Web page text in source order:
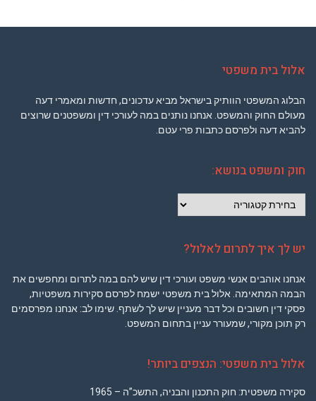
אלול בית משפטי
הבלוג המשפטי הוותיק בישראל מביא עדכונים, חדשות ומאמרי דעה
מעולם החוק והמשפט. אנחנו נותנים במה לעורכי דין ומשפטנים שרוצים
להביא דעה ולפרסם כתבות פרי עטם.
חוק ומשפט בנושא:
ומשפט
יש לך איך לתרום לאלול?
אנחנו אוהבים אנשי משפט ועורכי דין שיש להם במה לתרום ומחפשים את
הבמה המתאימה. אלול בית משפטי ישמח לפרסם סקירות משפטיות,
פסקי דין חשובים וכל דבר מעניין שיש לך לשתף. שימו לב: אנחנו מפרסמים
רק תוכן מקורי, שמעורר עניין בתחום המשפט.
אלול בית משפטי: הנצפים ביותר!
סקירה משפטית: חוק התכנון והבניה, התשכ”ה – 1965